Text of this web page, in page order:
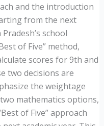
and the introduction
from the next
school
of Five” method,
scores for 9th and
two decisions are
the weightage
mathematics options,
of Five” approach